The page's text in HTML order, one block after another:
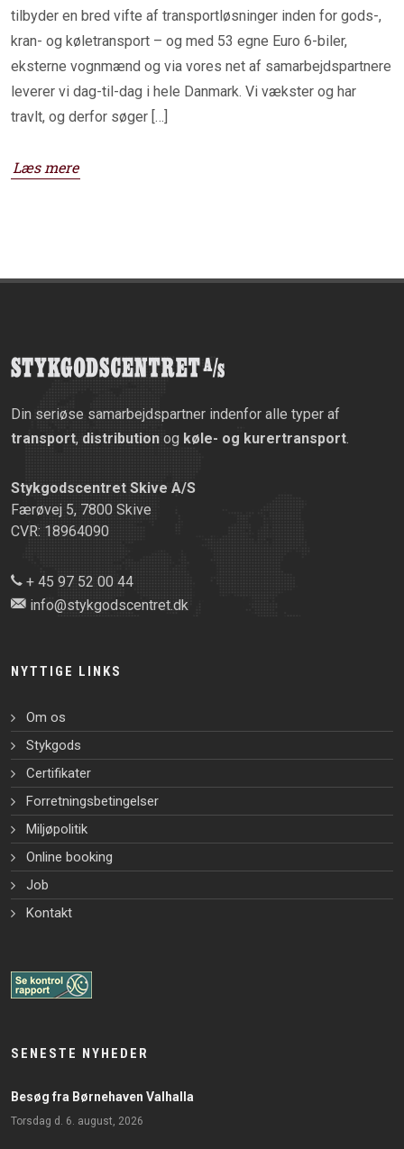
tilbyder en bred vifte af transportløsninger inden for gods-,
kran- og køletransport – og med 53 egne Euro 6-biler,
eksterne vognmænd og via vores net af samarbejdspartnere
leverer vi dag-til-dag i hele Danmark. Vi vækster og har
travlt, og derfor søger […]
Læs mere
Din seriøse samarbejdspartner indenfor alle typer af
transport, distribution og køle- og kurertransport
Stykgodscentret Skive A/S
Færøvej 5, 7800 Skive
CVR: 18964090
+ 45 97 52 00 44
info@stykgodscentret.dk
NYTTIGE LINKS
Om os
Stykgods
Certifikater
Forretningsbetingelser
Miljøpolitik
Online booking
Job
Kontakt
SENESTE NYHEDER
Besøg fra Børnehaven Valhalla
torsdag d. 6. august, 2026